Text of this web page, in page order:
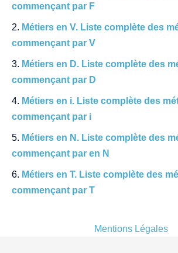
commençant par F
Métiers en V. Liste complète des
commençant par V
Métiers en D. Liste complète des
commençant par D
Métiers en i. Liste complète des
commençant par i
Métiers en N. Liste complète des
commençant par en N
Métiers en T. Liste complète des
commençant par T
Mentions Légales